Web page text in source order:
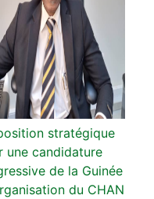
stratégique
une candidature
de la Guinée
du CHAN